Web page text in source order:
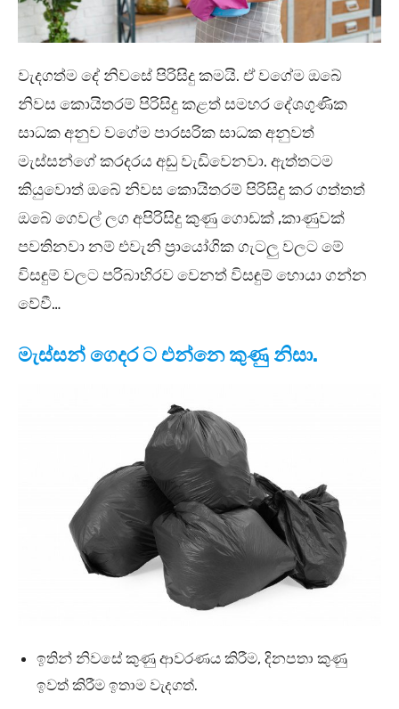
වැදගත්ම දේ නිවසේ පිරිසිදු කමයි. ඒ වගේම ඔබේ
නිවස කොයිතරම් පිරිසිදු කළත් සමහර දේශගුණික
සාධක අනුව වගේම පාරසරික සාධක අනුවත්
මැස්සන්ගේ කරදරය අඩු වැඩිවෙනවා. ඇත්තටම
කියුවොත් ඔබේ නිවස කොයිතරම් පිරිසිදු කර ගත්තත්
ඔබේ ගෙවල් ලග අපිරිසිදු කුණු ගොඩක් ,කාණුවක්
පවතිනවා නම් එවැනි ප්‍රායෝගික ගැටලු වලට මේ
විසඳුම් වලට පරිබාහිරව වෙනත් විසඳුම් හොයා ගන්න
වේවී…
මැස්සන් ගෙදර ට එන්නෙ කුණු නිසා.
ඉතින් නිවසේ කුණු ආවරණය කිරීම, දිනපතා කුණු
ඉවත් කිරීම ඉතාම වැදගත්.